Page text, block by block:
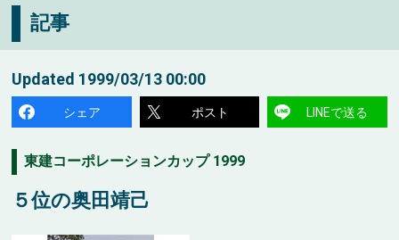
記事
Updated 1999/03/13 00:00
シェア ポスト LINEで送る
東建コーポレーションカップ 1999
５位の奥田靖己